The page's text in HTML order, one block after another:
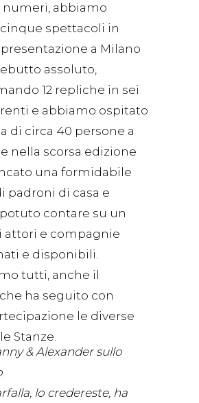
numeri, abbiamo
spettacoli in
a Milano
assoluto,
12 repliche in sei
e abbiamo ospitato
di circa 40 persone a
nella scorsa edizione
una formidabile
padroni di casa e
contare su un
attori e compagnie
e disponibili.
tutti, anche il
ha seguito con
le diverse
Stanze.
& Alexander sullo
lo credereste, ha